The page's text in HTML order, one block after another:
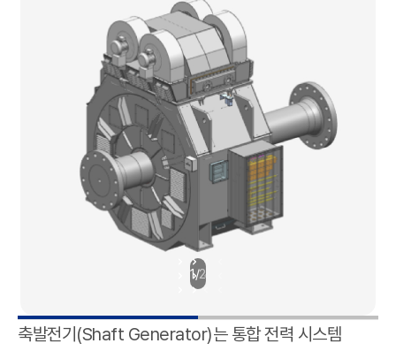
1/2
축발전기(Shaft Generator)는 통합 전력 시스템